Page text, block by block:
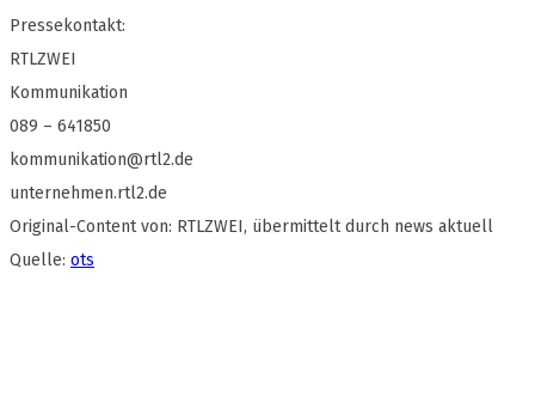
Pressekontakt:
RTLZWEI
Kommunikation
089 – 641850
kommunikation@rtl2.de
unternehmen.rtl2.de
Original-Content von: RTLZWEI, übermittelt durch news aktuell
Quelle: ots